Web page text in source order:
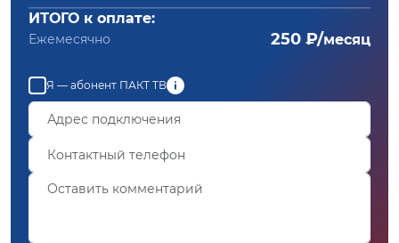
ИТОГО к оплате:
Ежемесячно 250 ₽/месяц
Я — абонент ПАКТ ТВ